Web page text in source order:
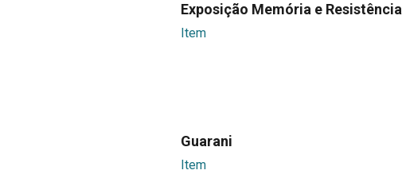
Exposição Memória e Resistência
Item
Guarani
Item